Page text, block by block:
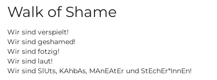
Walk of Shame
Wir sind verspielt!
Wir sind geshamed!
Wir sind fotzig!
Wir sind laut!
Wir sind SlUts, KAhbAs, MAnEAtEr und StEchEr*InnEn!